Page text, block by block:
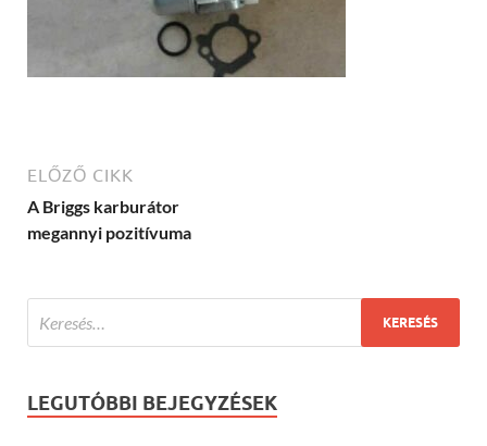
ELŐZŐ CIKK
A Briggs karburátor
megannyi pozitívuma
LEGUTÓBBI BEJEGYZÉSEK